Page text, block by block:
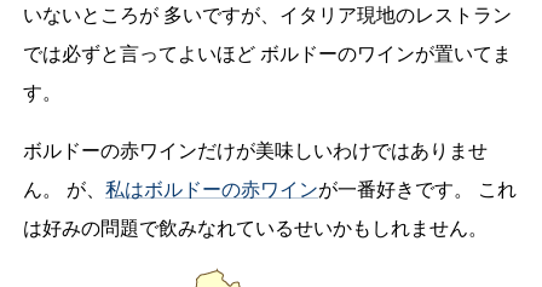
いないところが 多いですが、イタリア現地のレストラン
では必ずと言ってよいほど ボルドーのワインが置いてま
す。
ボルドーの赤ワインだけが美味しいわけではありませ
ん。 が、 私はボルドーの赤ワインが一番好きです。 これ
は好みの問題で飲みなれているせいかもしれません。